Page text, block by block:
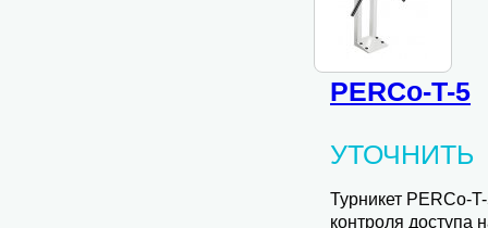
PERCo-T-5
УТОЧНИТЬ
Турникет PERCo-
контроля доступа